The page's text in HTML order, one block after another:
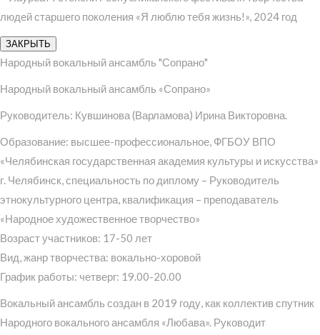
людей старшего поколения «Я люблю тебя жизнь!», 2024 год
ЗАКРЫТЬ
Народный вокальный ансамбль "Сопрано"
Народный вокальный ансамбль «Сопрано»
Руководитель: Кувшинова (Варламова) Ирина Викторовна.
Образование: высшее-профессиональное, ФГБОУ ВПО
«Челябинская государственная академия культуры и искусства»
г. Челябинск, специальность по диплому – Руководитель
этнокультурного центра, квалификация – преподаватель
«Народное художественное творчество»
Возраст участников: 17-50 лет
Вид, жанр творчества: вокально-хоровой
График работы: четверг: 19.00-20.00
Вокальный ансамбль создан в 2019 году, как коллектив спутник
Народного вокального ансамбля «Любава». Руководит